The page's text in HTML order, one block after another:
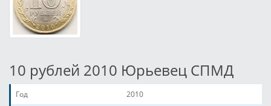
10 рублей 2010 Юрьевец СПМД
Год
2010